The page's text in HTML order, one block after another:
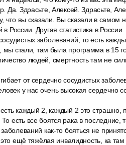
Да. Здрасьте, Алексей. Здрасьте,
что вы сказали. Вы сказали в самом
России. Другая статистика в
заболеваний, то есть кажды
мы стали, там была программа в 15
людей, смертность там не
от сердечно сосудистых
у нас очень высокая сердечно
каждый 2, каждый 2 это страшно,
есть все боятся рака в последние,
как-то бояться не
ещё тяжёлая инвалидность, ка